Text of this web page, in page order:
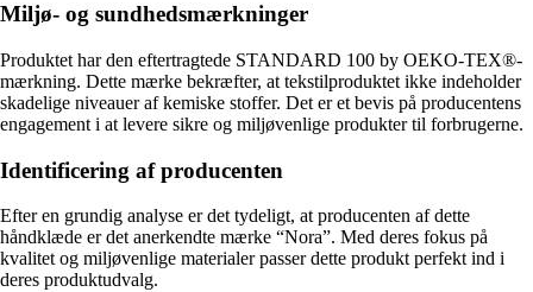
Miljø- og sundhedsmærkninger
Produktet har den eftertragtede STANDARD 100 by OEKO-TEX®-
mærkning. Dette mærke bekræfter, at tekstilproduktet ikke indeholder
skadelige niveauer af kemiske stoffer. Det er et bevis på producentens
engagement i at levere sikre og miljøvenlige produkter til forbrugerne.
Identificering af producenten
Efter en grundig analyse er det tydeligt, at producenten af dette
håndklæde er det anerkendte mærke “Nora”. Med deres fokus på
kvalitet og miljøvenlige materialer passer dette produkt perfekt ind i
deres produktudvalg.